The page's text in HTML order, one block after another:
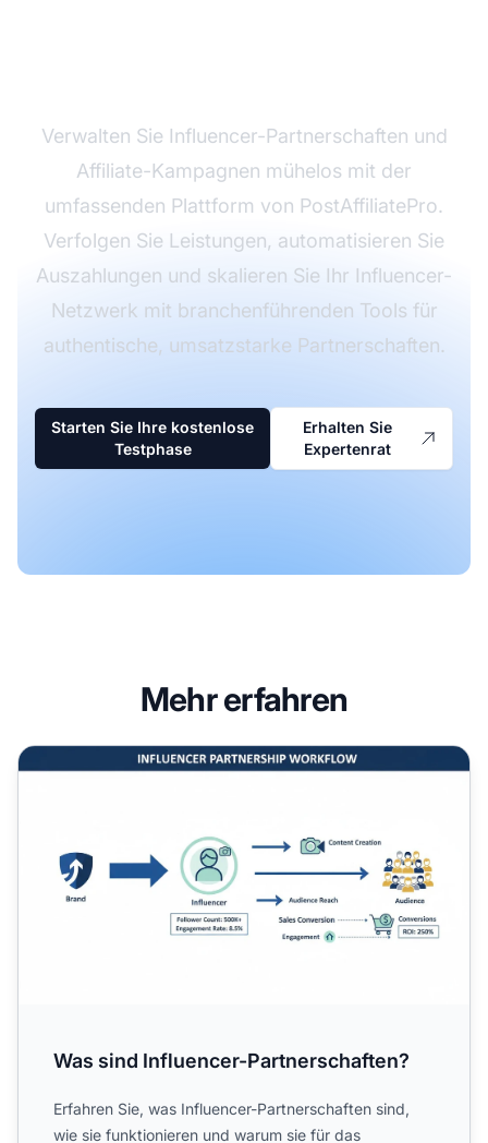
Verwalten Sie Influencer-Partnerschaften und
Affiliate-Kampagnen mühelos mit der
umfassenden Plattform von PostAffiliatePro.
Verfolgen Sie Leistungen, automatisieren Sie
Auszahlungen und skalieren Sie Ihr Influencer-
Netzwerk mit branchenführenden Tools für
authentische, umsatzstarke Partnerschaften.
Starten Sie Ihre kostenlose
Testphase
Erhalten Sie
Expertenrat
Mehr erfahren
Was sind Influencer-Partnerschaften?
Was sind Influencer-Partnerschaften?
Erfahren Sie, was Influencer-Partnerschaften sind,
wie sie funktionieren und warum sie für das